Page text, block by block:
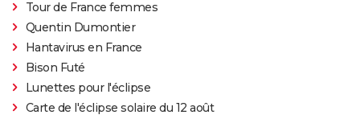
Titanic : "ça a été un cauchemar à tourner", Kate
Winslet a un mauvais souvenir de cette scène
devenue culte
The Brutalist : la critique est unanime, voici pourquoi
il faut absolument voir ce film au cinéma
Tour de France femmes
Quentin Dumontier
Hantavirus en France
Bison Futé
Lunettes pour l'éclipse
Carte de l'éclipse solaire du 12 août